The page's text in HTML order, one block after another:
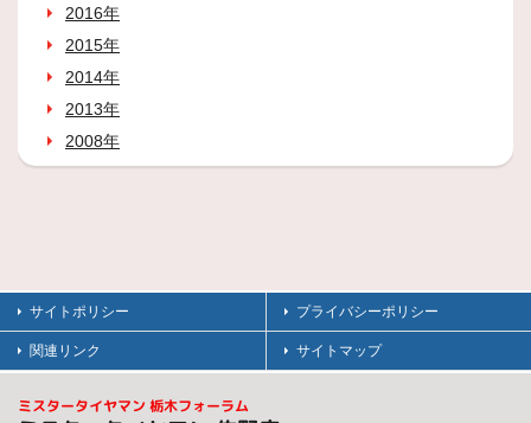
2016年
2015年
2014年
2013年
2008年
サイトポリシー プライバシーポリシー
関連リンク サイトマップ
ミスタータイヤマン 栃木フォーラム